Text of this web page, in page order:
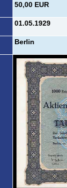
50,00 EUR
01.05.1929
Berlin